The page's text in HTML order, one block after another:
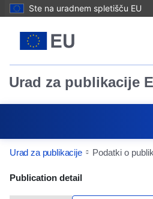
Ste na uradnem spletišču EU
Urad za publikacije
Urad za publikacije Podatki o
Publication Detail
Publication detail